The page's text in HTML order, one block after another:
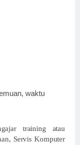
waktu
training atau
Servis Komputer